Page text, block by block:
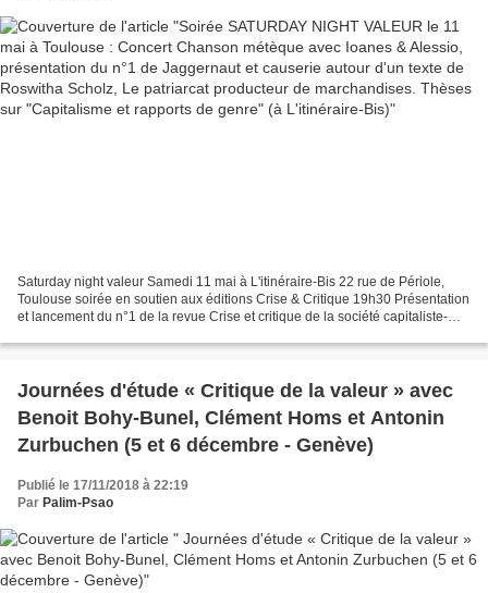
rapports de genre" (à L'itinéraire-Bis)
Saturday night valeur Samedi 11 mai à L'itinéraire-Bis 22 rue de Périole,
Toulouse soirée en soutien aux éditions Crise & Critique 19h30 Présentation
et lancement du n°1 de la revue Crise et critique de la société capitaliste-
Journées d'étude « Critique de la valeur » avec
Benoit Bohy-Bunel, Clément Homs et Antonin
Zurbuchen (5 et 6 décembre - Genève)
Publié le 17/11/2018 à 22:19
Par Palim-Psao